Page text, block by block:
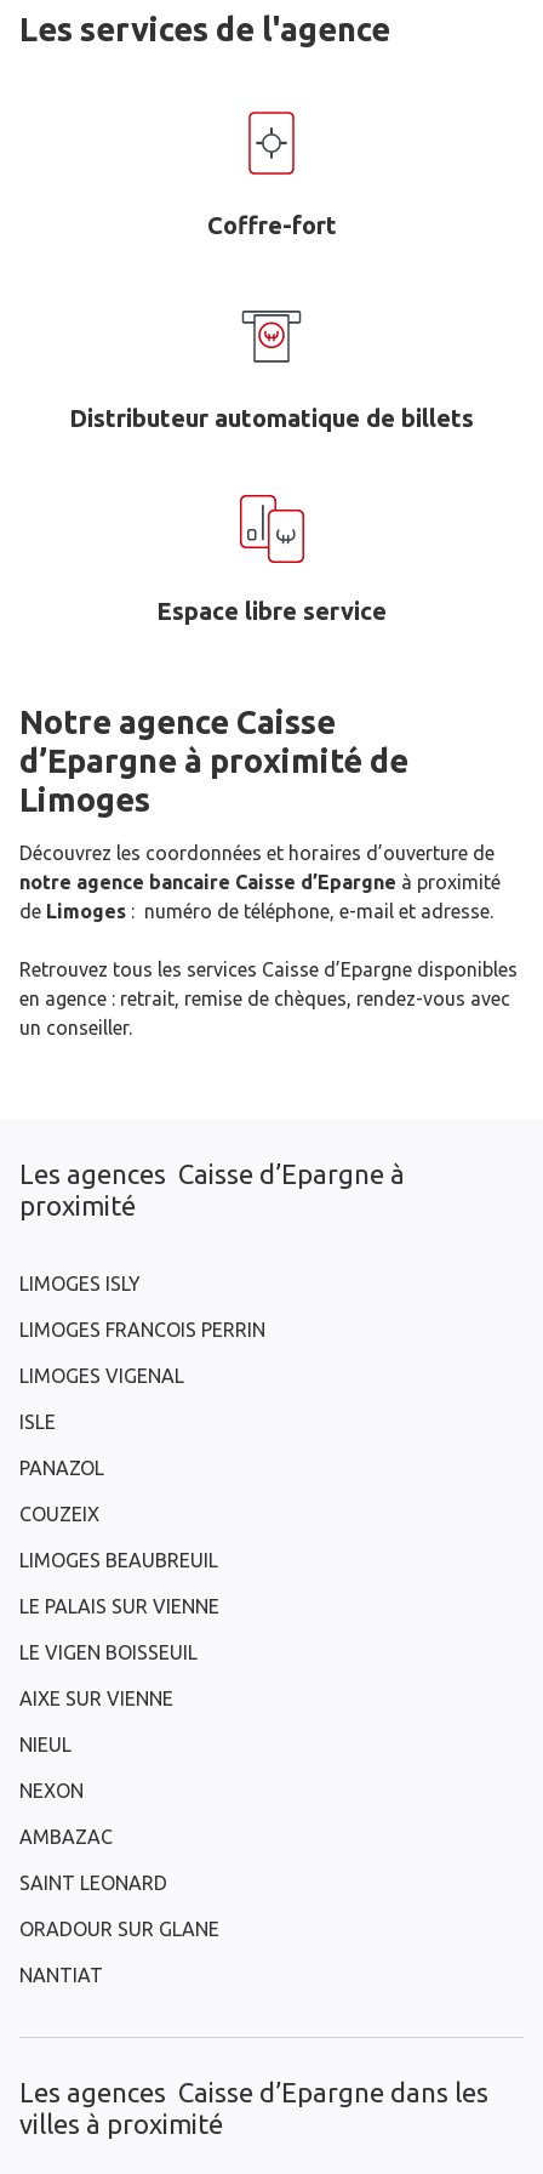
Les services de l'agence
Coffre-fort
Distributeur automatique de billets
Espace libre service
Notre agence Caisse
d’Epargne à proximité de
Limoges
Découvrez les coordonnées et horaires d’ouverture de
notre agence bancaire Caisse d’Epargne à proximité
de Limoges : numéro de téléphone, e-mail et adresse.
Retrouvez tous les services Caisse d’Epargne disponibles
en agence : retrait, remise de chèques, rendez-vous avec
un conseiller.
Les agences Caisse d’Epargne à
proximité
LIMOGES ISLY
LIMOGES FRANCOIS PERRIN
LIMOGES VIGENAL
ISLE
PANAZOL
COUZEIX
LIMOGES BEAUBREUIL
LE PALAIS SUR VIENNE
LE VIGEN BOISSEUIL
AIXE SUR VIENNE
NIEUL
NEXON
AMBAZAC
SAINT LEONARD
ORADOUR SUR GLANE
NANTIAT
Les agences Caisse d’Epargne dans les
villes à proximité